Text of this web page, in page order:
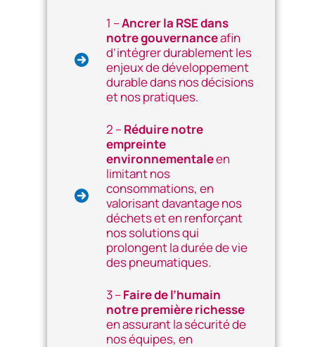
1 –Ancrer la RSE dans
notre gouvernanceafin
d’intégrer durablement les
enjeux de développement
durable dans nos décisions
et nos pratiques.
2 –Réduire notre
empreinte
environnementaleen
limitant nos
consommations, en
valorisant davantage nos
déchets et en renforçant
nos solutions qui
prolongent la durée de vie
des pneumatiques.
3 –Faire de l’humain
notre première richesse
en assurant la sécurité de
nos équipes, en